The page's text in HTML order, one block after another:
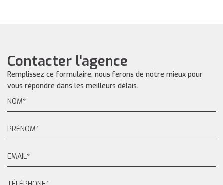
Contacter l'agence
Remplissez ce formulaire, nous ferons de notre mieux pour
vous répondre dans les meilleurs délais.